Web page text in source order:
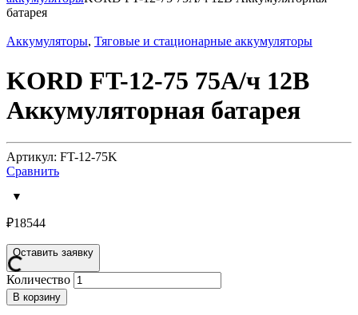
батарея
Аккумуляторы, Тяговые и стационарные аккумуляторы
KORD FT-12-75 75А/ч 12В
Аккумуляторная батарея
Артикул: FT-12-75K
Сравнить
₽18544
Оставить заявку
Количество
В корзину